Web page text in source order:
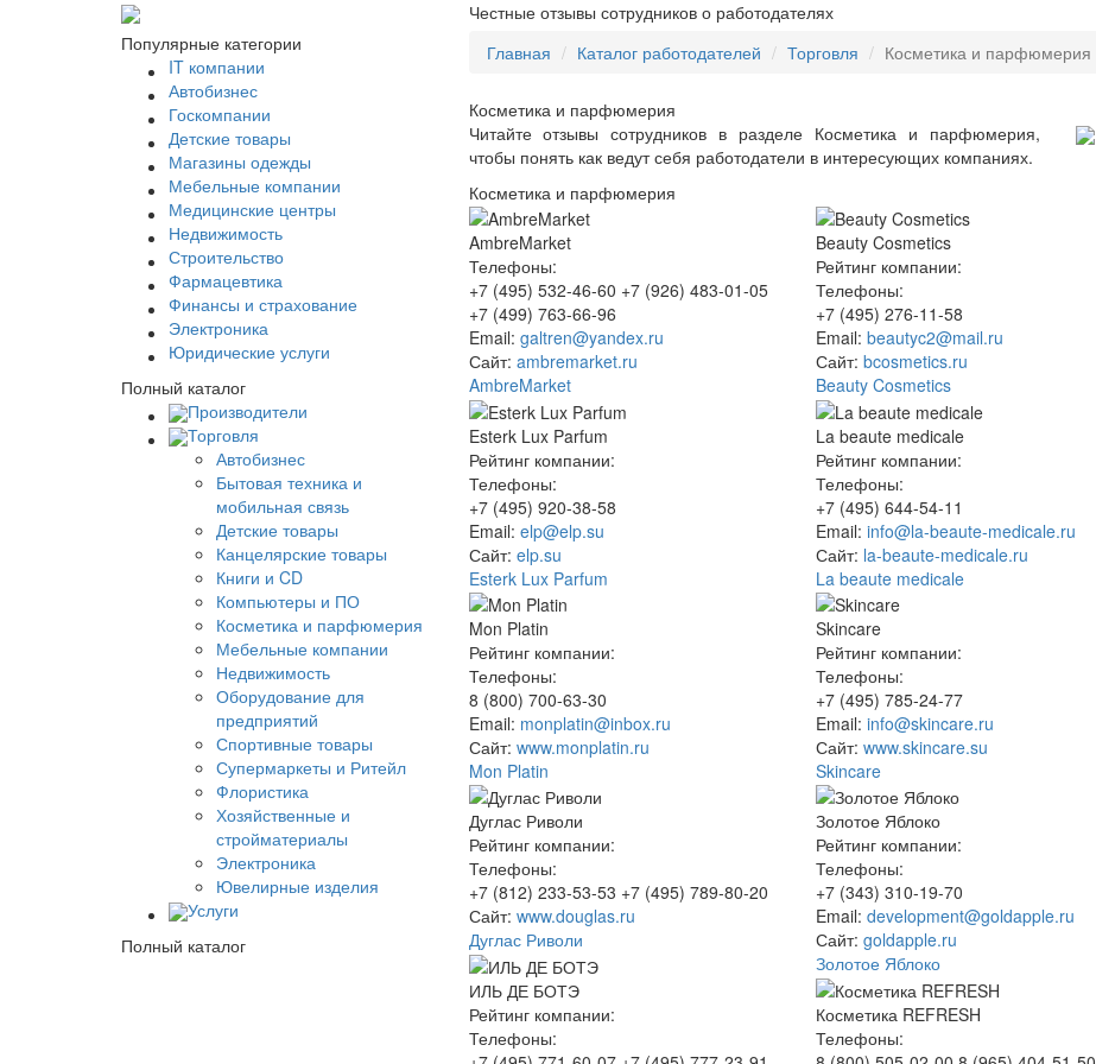
Честные отзывы сотрудников о работодателях
Популярные категории
IT компании
Автобизнес
Госкомпании
Детские товары
Магазины одежды
Мебельные компании
Медицинские центры
Недвижимость
Строительство
Фармацевтика
Финансы и страхование
Электроника
Юридические услуги
Полный каталог
Производители
Торговля
Автобизнес
Бытовая техника и
мобильная связь
Детские товары
Канцелярские товары
Книги и CD
Компьютеры и ПО
Косметика и парфюмерия
Мебельные компании
Недвижимость
Оборудование для
предприятий
Спортивные товары
Супермаркеты и Ритейл
Флористика
Хозяйственные и
стройматериалы
Электроника
Ювелирные изделия
Услуги
Полный каталог
Главная Каталог работодателей Торговля Косметика и парфюмерия
Косметика и парфюмерия
Читайте отзывы сотрудников в разделе Косметика и парфюмерия,
чтобы понять как ведут себя работодатели в интересующих компаниях.
Косметика и парфюмерия
AmbreMarket
Телефоны:
+7 (495) 532-46-60 +7 (926) 483-01-05
+7 (499) 763-66-96
Email: galtren@yandex.ru
Сайт: ambremarket.ru
AmbreMarket
Esterk Lux Parfum
Рейтинг компании:
Телефоны:
+7 (495) 920-38-58
Email: elp@elp.su
Сайт: elp.su
Esterk Lux Parfum
Mon Platin
Рейтинг компании:
Телефоны:
8 (800) 700-63-30
Email: monplatin@inbox.ru
Сайт: www.monplatin.ru
Mon Platin
Дуглас Риволи
Рейтинг компании:
Телефоны:
+7 (812) 233-53-53 +7 (495) 789-80-20
Сайт: www.douglas.ru
Дуглас Риволи
ИЛЬ ДЕ БОТЭ
Рейтинг компании:
Телефоны:
Beauty Cosmetics
Рейтинг компании:
Телефоны:
+7 (495) 276-11-58
Email: beautyc2@mail.ru
Сайт: bcosmetics.ru
Beauty Cosmetics
La beaute medicale
Рейтинг компании:
Телефоны:
+7 (495) 644-54-11
Email: info@la-beaute-medicale.ru
Сайт: la-beaute-medicale.ru
La beaute medicale
Skincare
Рейтинг компании:
Телефоны:
+7 (495) 785-24-77
Email: info@skincare.ru
Сайт: www.skincare.su
Skincare
Золотое Яблоко
Рейтинг компании:
Телефоны:
+7 (343) 310-19-70
Email: development@goldapple.ru
Сайт: goldapple.ru
Золотое Яблоко
Косметика REFRESH
Телефоны: